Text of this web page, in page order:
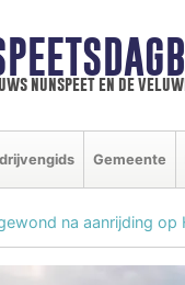
nunspeet en de
Gemeente
na aanrijding